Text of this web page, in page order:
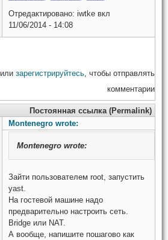
Отредактировано: iwtke вкл
11/06/2014 - 14:08
или зарегистрируйтесь , чтобы отправлять
комментарии
Постоянная ссылка (Permalink)
Montenegro wrote:
Montenegro wrote:
Зайти пользователем root, запустить
yast.
На гостевой машине надо
предварительно настроить сеть.
Bridge или NAT.
А вообще, напишите пошагово как